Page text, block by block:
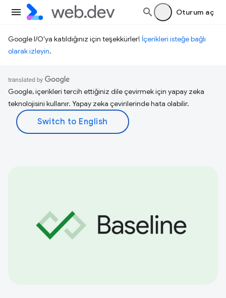
Oturum aç
Google I/O'ya katıldığınız için teşekkürler! İçerikleri isteğe bağlı
olarak izleyin.
Google, içerikleri tercih ettiğiniz dile çevirmek için yapay zeka
teknolojisini kullanır. Yapay zeka çevirilerinde hata olabilir.